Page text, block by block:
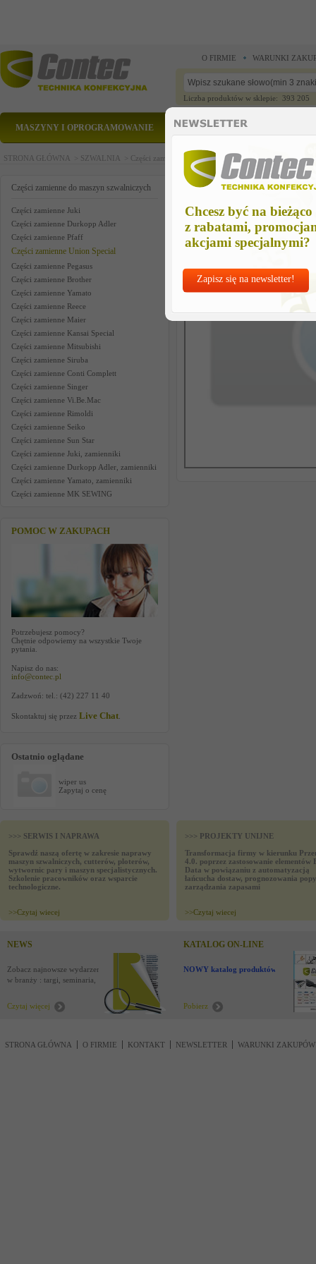
Chcesz być na bieżąco
z rabatami,
akcjami specjalnymi?
Zapisz się na newsletter!
O FIRMIE WARUNKI
Liczba produktów w sklepie: 393 205
MASZYNY I OPROGRAMOWANIE CZĘŚCI ZAMIENNE
STRONA GŁÓWNA > SZWALNIA > Części zamienne do maszyn szwalniczych >Części
Części zamienne do maszyn szwalniczych
Części zamienne Juki
Części zamienne Durkopp Adler
Części zamienne Pfaff
Części zamienne Union Special
Części zamienne Pegasus
Części zamienne Brother
Części zamienne Yamato
Części zamienne Reece
Części zamienne Maier
Części zamienne Kansai Special
Części zamienne Mitsubishi
Części zamienne Siruba
Części zamienne Conti Complett
Części zamienne Singer
Części zamienne Vi.Be.Mac
Części zamienne Rimoldi
Części zamienne Seiko
Części zamienne Sun Star
Części zamienne Juki, zamienniki
Części zamienne Durkopp Adler, zamienniki
Części zamienne Yamato, zamienniki
Części zamienne MK SEWING
POMOC W ZAKUPACH
Potrzebujesz pomocy?
Chętnie odpowiemy na wszystkie Twoje
pytania.
Napisz do nas:
info@contec.pl
Zadzwoń: tel.: (42) 227 11 40
Skontaktuj się przez Live Chat
Ostatnio oglądane
wiper us
Zapytaj o cenę
wiper us
>>> SERWIS I NAPRAWA
Sprawdź naszą ofertę w zakresie naprawy
maszyn szwalniczych, cutterów, ploterów,
wytwornic pary i maszyn specjalistycznych.
Szkolenie pracowników oraz wsparcie
technologiczne.
>>Czytaj wiecej
>>> PROJEKTY UNIJNE
Transformacja firmy w kierunku
4.0. poprzez zastosowanie elementów
Data w powiązaniu z automatyzacją
łańcucha dostaw, prognozowania
zarządzania zapasami
>>Czytaj wiecej
NEWS
Zobacz najnowsze wydarzenia
w branży : targi, seminaria,
Czytaj więcej
KATALOG ON-LINE
NOWY katalog produktów !
Pobierz
STRONA GŁÓWNA O FIRMIE KONTAKT NEWSLETTER WARUNKI ZAKUPÓW